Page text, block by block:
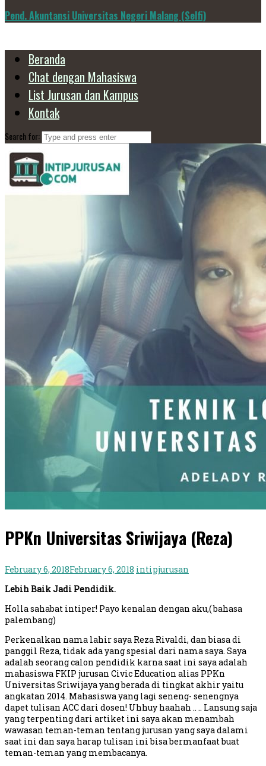
Pend. Akuntansi Universitas Negeri Malang (Selfi)
Beranda
Chat dengan Mahasiswa
List Jurusan dan Kampus
Kontak
Search for:
PPKn Universitas Sriwijaya (Reza)
February 6, 2018February 6, 2018 intipjurusan
Lebih Baik Jadi Pendidik.
Holla sahabat intiper! Payo kenalan dengan aku,( bahasa
palembang)
Perkenalkan nama lahir saya Reza Rivaldi, dan biasa di
panggil Reza, tidak ada yang spesial dari nama saya. Saya
adalah seorang calon pendidik karna saat ini saya adalah
mahasiswa FKIP jurusan Civic Education alias PPKn
Universitas Sriwijaya yang berada di tingkat akhir yaitu
angkatan 2014. Mahasiswa yang lagi seneng- senengnya
dapet tulisan ACC dari dosen! Uhhuy haahah .. .. Lansung saja
yang terpenting dari artiket ini saya akan menambah
wawasan teman-teman tentang jurusan yang saya dalami
saat ini dan saya harap tulisan ini bisa bermanfaat buat
teman-teman yang membacanya.